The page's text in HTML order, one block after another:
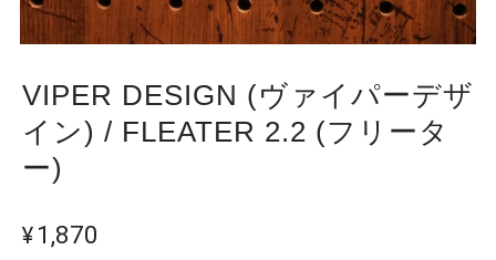
VIPER DESIGN (ヴァイパーデザ
イン) / FLEATER 2.2 (フリータ
ー)
¥1,870